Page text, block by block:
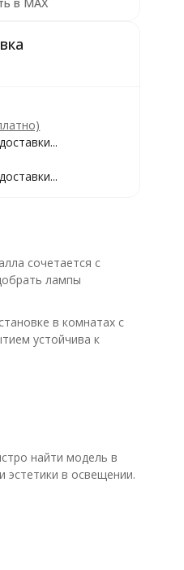
сочетается с
лампы
в комнатах с
устойчива к
найти модель в
эстетики в освещении.